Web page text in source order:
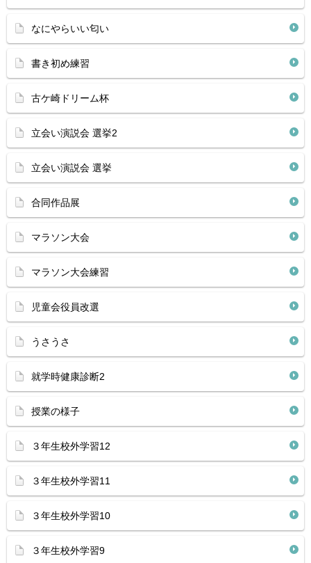
なにやらいい匂い
書き初め練習
古ケ崎ドリーム杯
立会い演説会 選挙2
立会い演説会 選挙
合同作品展
マラソン大会
マラソン大会練習
児童会役員改選
うさうさ
就学時健康診断2
授業の様子
３年生校外学習12
３年生校外学習11
３年生校外学習10
３年生校外学習9